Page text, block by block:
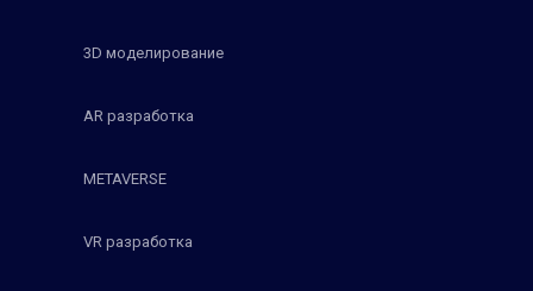
3D моделирование
AR разработка
METAVERSE
VR разработка